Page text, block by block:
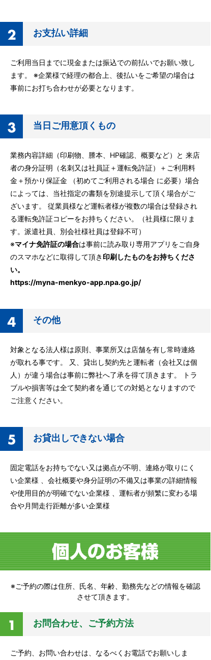
お支払い詳細
ご利用当日までに現金または振込での前払いでお願い致し
ます。 ※企業様で経理の都合上、後払いをご希望の場合は
事前にお打ち合わせが必要となります。
当日ご用意頂くもの
業務内容詳細（印刷物、謄本、HP確認、概要など）と 来店
者の身分証明（名刺又は社員証＋運転免許証）＋ご利用料
金＋預かり保証金 （初めてご利用される場合 に必要）場合
によっては、当社指定の書類を別途提示して頂く場合がご
ざいます。 従業員様など運転者様が複数の場合は登録され
る運転免許証コピーをお持ちください。（社員様に限りま
す。派遣社員、別会社様社員は登録不可）
※マイナ免許証の場合は事前に読み取り専用アプリをご自身
のスマホなどに取得して頂き 印刷したものをお持ちくださ
い。
https://myna-menkyo-app.npa.go.jp/
その他
対象となる法人様は原則、事業所又は店舗を有し常時連絡
が取れる事です。 又、貸出し契約先と運転者（会社又は個
人）が違う場合は事前に弊社へ了承を得て頂きます。 トラ
ブルや損害等は全て契約者を通じての対処となりますので
ご注意ください。
お貸出しできない場合
固定電話をお持ちでない又は拠点が不明、連絡が取りにく
い企業様 、会社概要や身分証明の不備又は事業の詳細情報
や使用目的が明確でない企業様 、運転者が頻繁に変わる場
合や月間走行距離が多い企業様
※ご予約の際は住所、氏名、年齢、勤務先などの情報を確認
させて頂きます。
お問合わせ、ご予約方法
ご予約、お問い合わせは、なるべくお電話でお願いしま